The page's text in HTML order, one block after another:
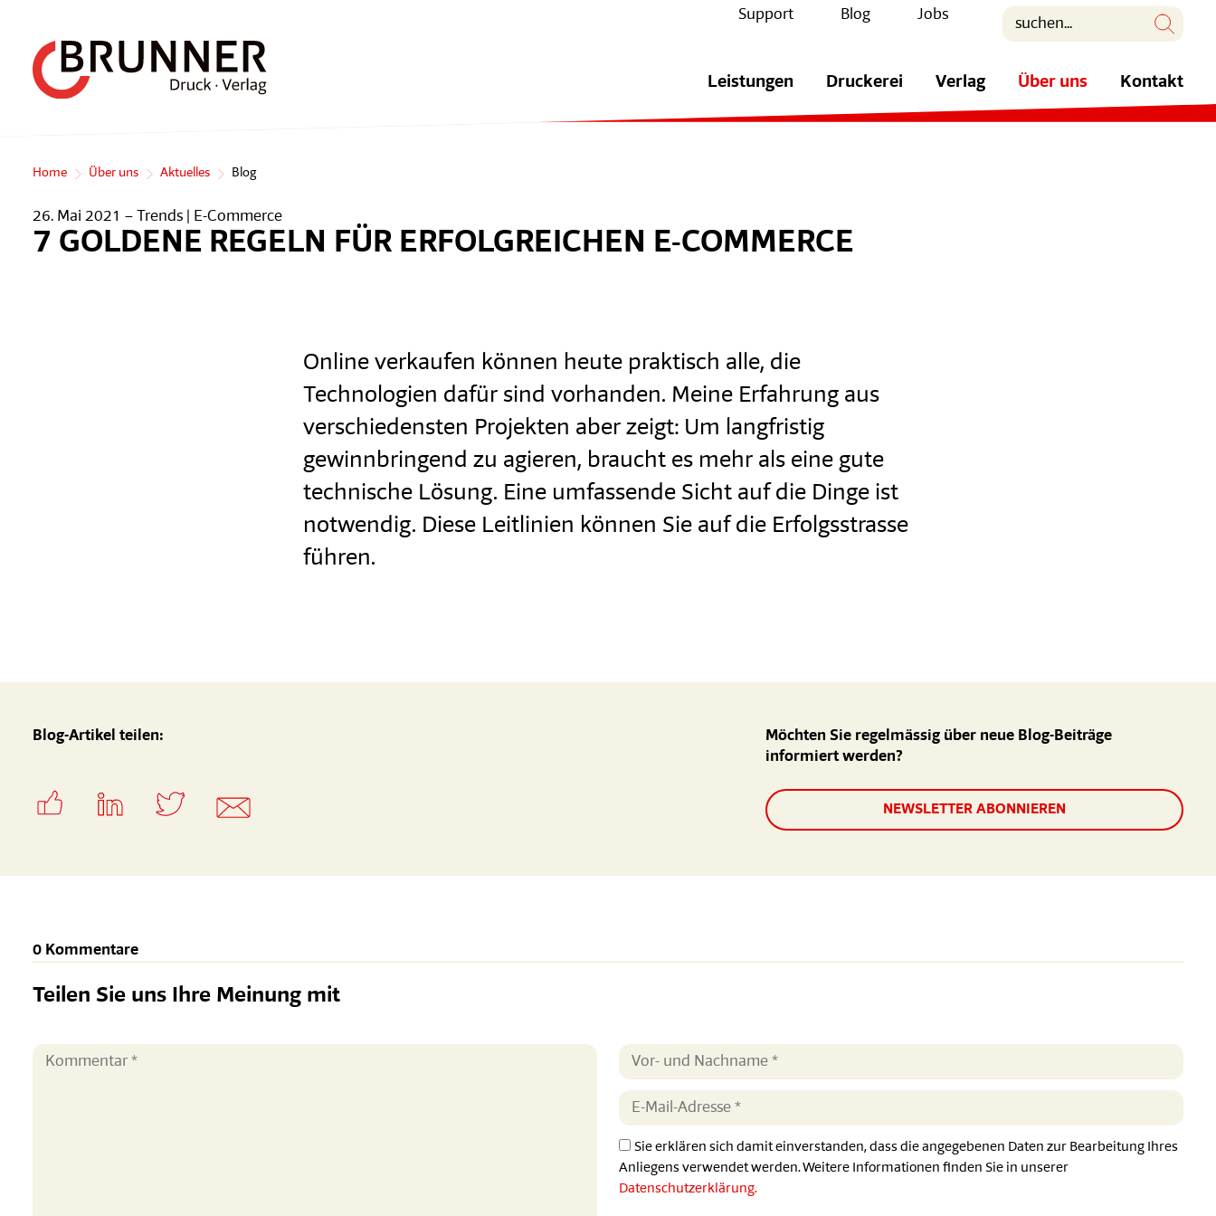
Support Blog Jobs
Leistungen Druckerei Verlag Über uns Kontakt
Home Über uns Aktuelles Blog
26. Mai 2021 – Trends | E-Commerce
7 GOLDENE REGELN FÜR ERFOLGREICHEN E-COMMERCE
Online verkaufen können heute praktisch alle, die
Technologien dafür sind vorhanden. Meine Erfahrung aus
verschiedensten Projekten aber zeigt: Um langfristig
gewinnbringend zu agieren, braucht es mehr als eine gute
technische Lösung. Eine umfassende Sicht auf die Dinge ist
notwendig. Diese Leitlinien können Sie auf die Erfolgsstrasse
führen.
Blog-Artikel teilen:
Möchten Sie regelmässig über neue Blog-Beiträge
informiert werden?
NEWSLETTER ABONNIEREN
0 Kommentare
Teilen Sie uns Ihre Meinung mit
Sie erklären sich damit einverstanden, dass die angegebenen Daten zur Bearbeitung Ihres
Anliegens verwendet werden. Weitere Informationen finden Sie in unserer
Datenschutzerklärung.